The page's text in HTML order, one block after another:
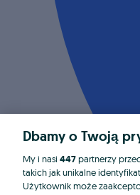
Dbamy o Twoją
My i nasi 447partnerzy
takich jak unikalne
Użytkownik może